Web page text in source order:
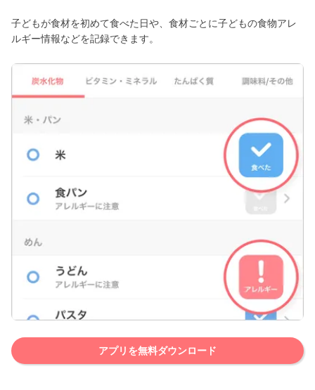
子どもが食材を初めて食べた日や、食材ごとに子どもの食物アレ
ルギー情報などを記録できます。
アプリを無料ダウンロード